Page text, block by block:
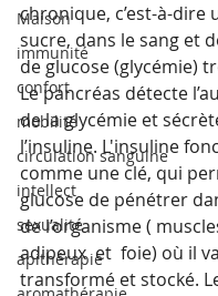
Maison
immunité
confort
mobilité
circulation sanguine
intellect
sexualité
apithérapie
chronique, c’est-à-dire
sucre, dans le sang et
de glucose (glycémie)
Le pancréas détecte
de la glycémie et
l’insuline. L'insuline
comme une clé, qui
glucose de pénétrer
de l’organisme (
adipeux  et  foie) où il
transformé et stocké.